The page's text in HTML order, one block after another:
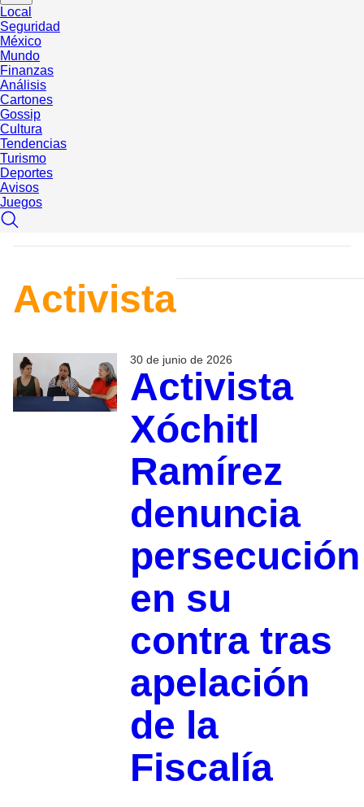
Local
Seguridad
México
Mundo
Finanzas
Análisis
Cartones
Gossip
Cultura
Tendencias
Turismo
Deportes
Avisos
Juegos
Activista
30 de junio de 2026
Activista
Xóchitl
Ramírez
denuncia
persecución
en su
contra tras
apelación
de la
Fiscalía